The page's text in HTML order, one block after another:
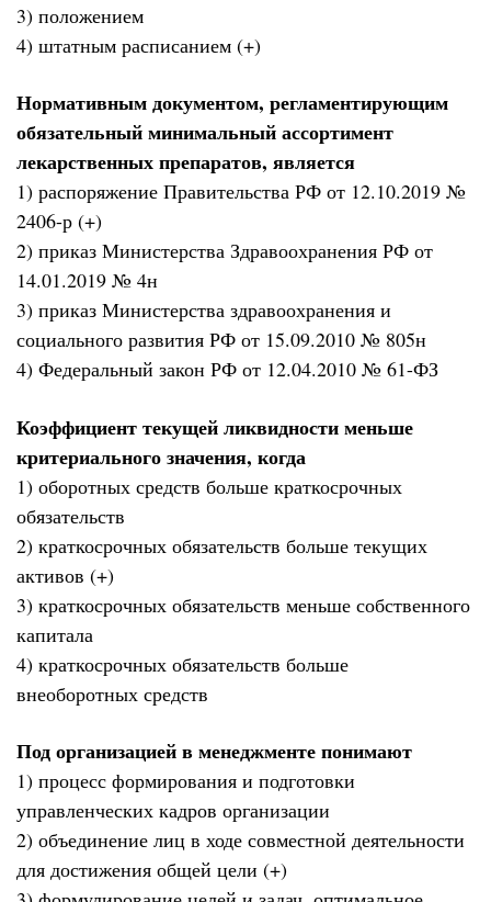
3) положением
4) штатным расписанием (+)
Нормативным документом, регламентирующим
обязательный минимальный ассортимент
лекарственных препаратов, является
1) распоряжение Правительства РФ от 12.10.2019 №
2406-р (+)
2) приказ Министерства Здравоохранения РФ от
14.01.2019 № 4н
3) приказ Министерства здравоохранения и
социального развития РФ от 15.09.2010 № 805н
4) Федеральный закон РФ от 12.04.2010 № 61-ФЗ
Коэффициент текущей ликвидности меньше
критериального значения, когда
1) оборотных средств больше краткосрочных
обязательств
2) краткосрочных обязательств больше текущих
активов (+)
3) краткосрочных обязательств меньше собственного
капитала
4) краткосрочных обязательств больше
внеоборотных средств
Под организацией в менеджменте понимают
1) процесс формирования и подготовки
управленческих кадров организации
2) объединение лиц в ходе совместной деятельности
для достижения общей цели (+)